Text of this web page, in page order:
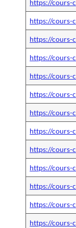
https://cours-
https://cours-
https://cours-
https://
https://cours-
https://cours-
https://
https://cours-
https://cours-
https://cours-
https://cours-
https://
https://cours-